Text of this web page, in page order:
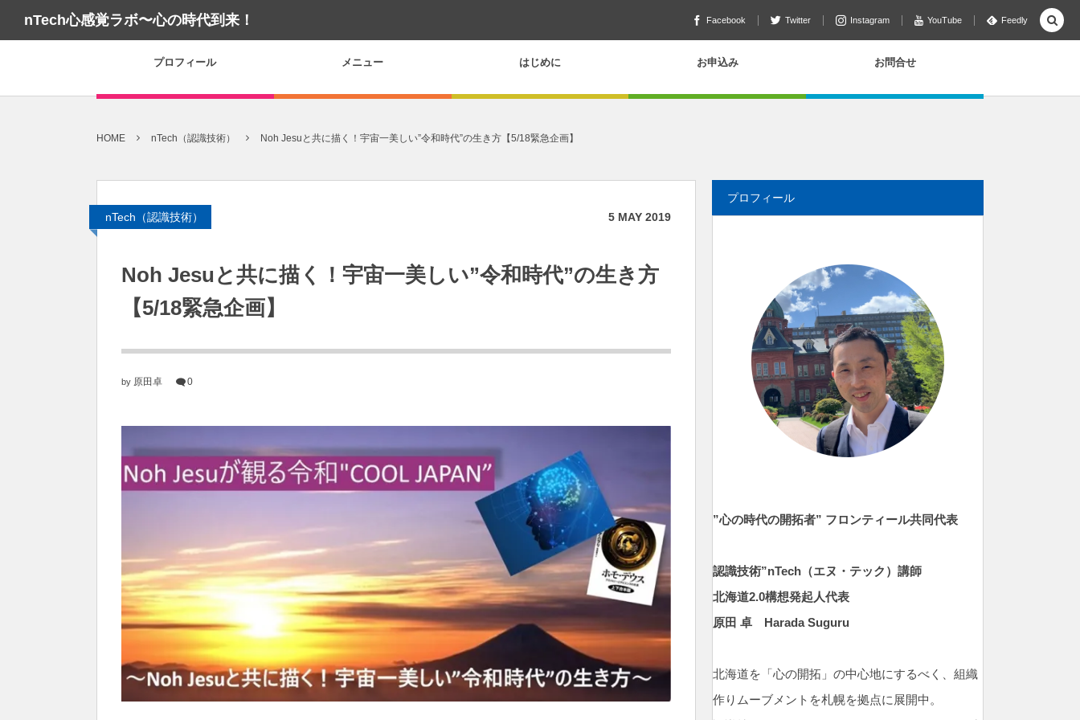
nTech心感覚ラボ〜心の時代到来！ Facebook Twitter Instagram YouTube Feedly
プロフィール メニュー はじめに お申込み お問合せ
HOME nTech（認識技術） Noh Jesuと共に描く！宇宙一美しい”令和時代”の生き方【5/18緊急企画】
nTech（認識技術） 5 MAY 2019
Noh Jesuと共に描く！宇宙一美しい”令和時代”の生き方
【5/18緊急企画】
by 原田卓 0
プロフィール
”心の時代の開拓者” フロンティール共同代表
認識技術”nTech（エヌ・テック） 講師
北海道2.0構想発起人代表
原田 卓 Harada Suguru
北海道を「心の開拓」の中心地にするべく、組織
作りムーブメントを札幌を拠点に展開中。